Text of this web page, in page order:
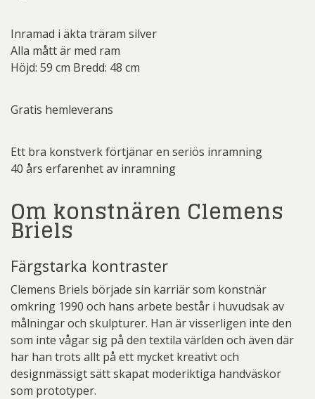
Inramad i äkta träram silver
Alla mått är med ram
Höjd: 59 cm Bredd: 48 cm
Gratis hemleverans
Ett bra konstverk förtjänar en seriös inramning
40 års erfarenhet av inramning
Om konstnären Clemens
Briels
Färgstarka kontraster
Clemens Briels började sin karriär som konstnär
omkring 1990 och hans arbete består i huvudsak av
målningar och skulpturer. Han är visserligen inte den
som inte vågar sig på den textila världen och även där
har han trots allt på ett mycket kreativt och
designmässigt sätt skapat moderiktiga handväskor
som prototyper.